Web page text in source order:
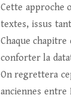
Cette approche
textes, issus
Chaque
conforter la
On regrettera
anciennes entre